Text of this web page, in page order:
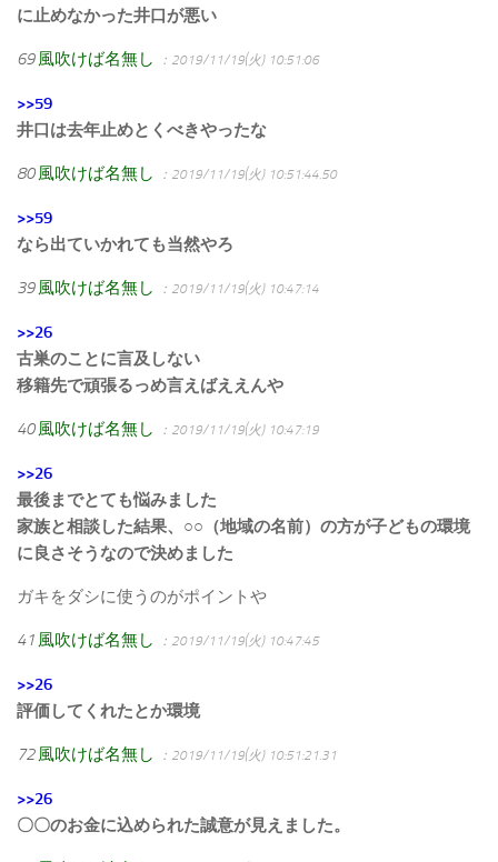
に止めなかった井口が悪い
69 風吹けば名無し ：2019/11/19(火) 10:51:06
>>59
井口は去年止めとくべきやったな
80 風吹けば名無し ：2019/11/19(火) 10:51:44.50
>>59
なら出ていかれても当然やろ
39 風吹けば名無し ：2019/11/19(火) 10:47:14
>>26
古巣のことに言及しない
移籍先で頑張るっめ言えばええんや
40 風吹けば名無し ：2019/11/19(火) 10:47:19
>>26
最後までとても悩みました
家族と相談した結果、○○（地域の名前）の方が子どもの環境
に良さそうなので決めました
ガキをダシに使うのがポイントや
41 風吹けば名無し ：2019/11/19(火) 10:47:45
>>26
評価してくれたとか環境
72 風吹けば名無し ：2019/11/19(火) 10:51:21.31
>>26
〇〇のお金に込められた誠意が見えました。